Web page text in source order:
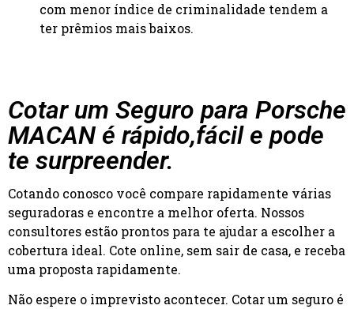
com menor índice de criminalidade tendem a
ter prêmios mais baixos.
Cotar um Seguro para Porsche
MACAN é rápido,fácil e pode
te surpreender.
Cotando conosco você compare rapidamente várias
seguradoras e encontre a melhor oferta. Nossos
consultores estão prontos para te ajudar a escolher a
cobertura ideal. Cote online, sem sair de casa, e receba
uma proposta rapidamente.
Não espere o imprevisto acontecer. Cotar um seguro é